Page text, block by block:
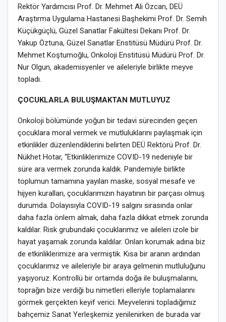
Rektör Yardımcısı Prof. Dr. Mehmet Ali Özcan, DEÜ
Araştırma Uygulama Hastanesi Başhekimi Prof. Dr. Semih
Küçükgüçlü, Güzel Sanatlar Fakültesi Dekanı Prof. Dr.
Yakup Öztuna, Güzel Sanatlar Enstitüsü Müdürü Prof. Dr.
Mehmet Koştumoğlu, Onkoloji Enstitüsü Müdürü Prof. Dr.
Nur Olgun, akademisyenler ve aileleriyle birlikte meyve
topladı.
ÇOCUKLARLA BULUŞMAKTAN MUTLUYUZ
Onkoloji bölümünde yoğun bir tedavi sürecinden geçen
çocuklara moral vermek ve mutluluklarını paylaşmak için
etkinlikler düzenlendiklerini belirten DEÜ Rektörü Prof. Dr.
Nükhet Hotar, “Etkinliklerimize COVID-19 nedeniyle bir
süre ara vermek zorunda kaldık. Pandemiyle birlikte
toplumun tamamına yayılan maske, sosyal mesafe ve
hijyen kuralları, çocuklarımızın hayatının bir parçası olmuş
durumda. Dolayısıyla COVID-19 salgını sırasında onlar
daha fazla önlem almak, daha fazla dikkat etmek zorunda
kaldılar. Risk grubundaki çocuklarımız ve aileleri izole bir
hayat yaşamak zorunda kaldılar. Onları korumak adına biz
de etkinliklerimize ara vermiştik. Kısa bir aranın ardından
çocuklarımız ve aileleriyle bir araya gelmenin mutluluğunu
yaşıyoruz. Kontrollü bir ortamda doğa ile buluşmalarını,
toprağın bize verdiği bu nimetleri elleriyle toplamalarını
görmek gerçekten keyif verici. Meyvelerini topladığımız
bahçemiz Sanat Yerleşkemiz yenilenirken de burada var